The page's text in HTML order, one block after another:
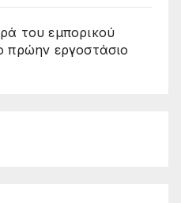
του εμπορικού
πρώην εργοστάσιο